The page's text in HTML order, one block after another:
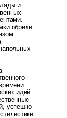
и
обрели
идей
успешно